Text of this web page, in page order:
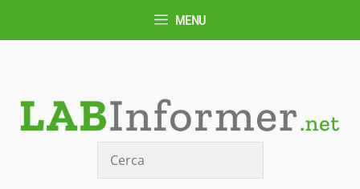
MENU